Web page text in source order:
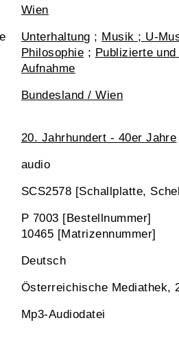
Wien
Unterhaltung ; Musik ; U-
Philosophie ; Publizierte
Aufnahme
Bundesland / Wien
20. Jahrhundert - 40er Jahre
audio
SCS2578 [Schallplatte,
P 7003 [Bestellnummer]
10465 [Matrizennummer]
Deutsch
Österreichische Mediathek,
Mp3-Audiodatei